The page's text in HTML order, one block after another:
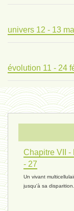
univers 12 - 13
évolution 11 - 24
évolution 10 - 4
réconciliations
réchauffement 03
Chapitre VII
- 27
Un vivant
jusqu'à sa disparition.